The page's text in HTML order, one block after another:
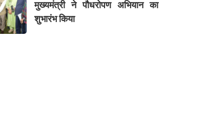
मुख्यमंत्री ने पौधरोपण अभियान का
शुभारंभ किया